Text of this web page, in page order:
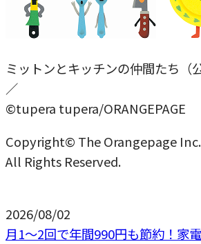
ミットンとキッチンの仲間たち（
／
©tupera tupera/ORANGEPAGE
Copyright© The Orangepage Inc.
All Rights Reserved.
2026/08/02
月1〜2回で年間990円も節約！家